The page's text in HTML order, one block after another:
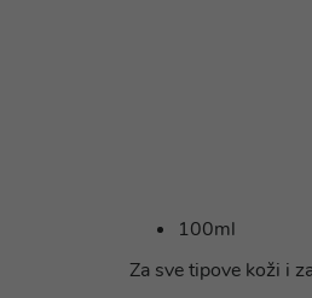
100ml
Za sve tipove koži i